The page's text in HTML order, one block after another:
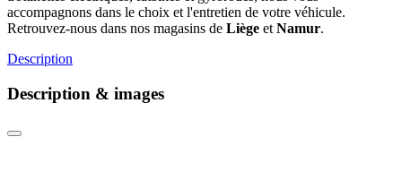
accompagnons dans le choix et l'entretien de votre véhicule.
Retrouvez-nous dans nos magasins de Liège etNamur.
Description
Description & images